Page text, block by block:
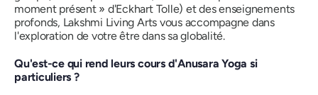
moment présent » d'Eckhart Tolle) et des enseignements
profonds, Lakshmi Living Arts vous accompagne dans
l'exploration de votre être dans sa globalité.
Qu'est-ce qui rend leurs cours d'Anusara Yoga si
particuliers ?